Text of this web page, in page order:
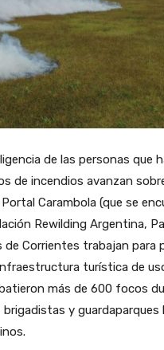
de las personas que
de incendios avanzan
Carambola (que se
Rewilding Argentina,
de Corrientes trabajan para
turística de
más de 600 focos
brigadistas y